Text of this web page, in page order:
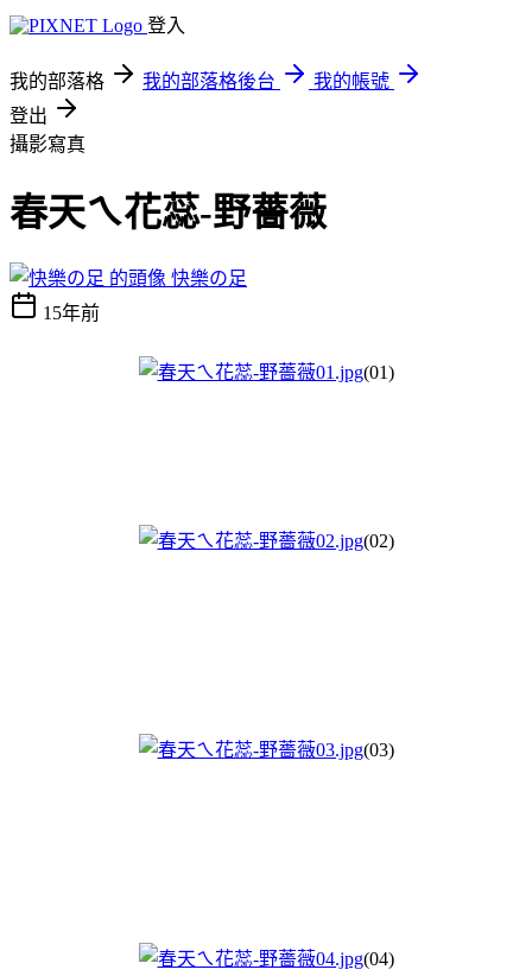
登入
我的部落格 我的部落格後台
我的帳號
登出
攝影寫真
春天ㄟ花蕊-野薔薇
快樂の足
15年前
(01)
(02)
(03)
(04)